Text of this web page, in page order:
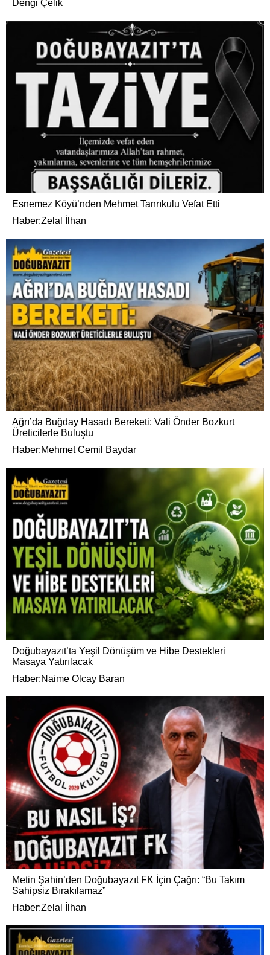
Dengi Çelik
Esnemez Köyü’nden Mehmet Tanrıkulu Vefat Etti
Haber:Zelal İlhan
Ağrı’da Buğday Hasadı Bereketi: Vali Önder Bozkurt
Üreticilerle Buluştu
Haber:Mehmet Cemil Baydar
Doğubayazıt’ta Yeşil Dönüşüm ve Hibe Destekleri
Masaya Yatırılacak
Haber:Naime Olcay Baran
Metin Şahin’den Doğubayazıt FK İçin Çağrı: “Bu Takım
Sahipsiz Bırakılamaz”
Haber:Zelal İlhan